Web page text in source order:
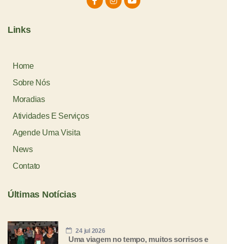
Links
Home
Sobre Nós
Moradias
Atividades E Serviços
Agende Uma Visita
News
Contato
Últimas Notícias
24 jul 2026
Uma viagem no tempo, muitos sorrisos e